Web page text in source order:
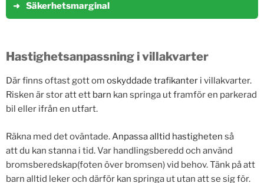
Säkerhetsmarginal
Hastighetsanpassning i villakvarter
Där finns oftast gott om oskyddade trafikanter i villakvarter.
Risken är stor att ett barn kan springa ut framför en parkerad
bil eller ifrån en utfart.
Räkna med det oväntade. Anpassa alltid hastigheten så
att du kan stanna i tid. Var handlingsberedd och använd
bromsberedskap(foten över bromsen) vid behov. Tänk på att
barn alltid leker och därför kan springa ut utan att se sig för.